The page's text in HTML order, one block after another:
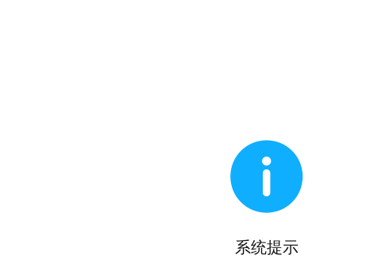

系统提示